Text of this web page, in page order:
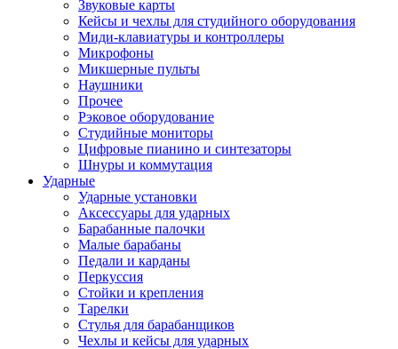
Звуковые карты
Кейсы и чехлы для студийного оборудования
Миди-клавиатуры и контроллеры
Микрофоны
Микшерные пульты
Наушники
Прочее
Рэковое оборудование
Студийные мониторы
Цифровые пианино и синтезаторы
Шнуры и коммутация
Ударные
Ударные установки
Аксессуары для ударных
Барабанные палочки
Малые барабаны
Педали и карданы
Перкуссия
Стойки и крепления
Тарелки
Стулья для барабанщиков
Чехлы и кейсы для ударных